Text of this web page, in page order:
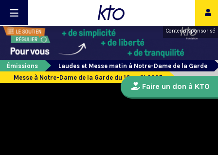
Contenu sponsorisé
Émissions
Laudes et Messe matin à Notre-Dame de la Garde
Messe à Notre-Dame de la Garde du 18 août 2025
Faire un don à KTO